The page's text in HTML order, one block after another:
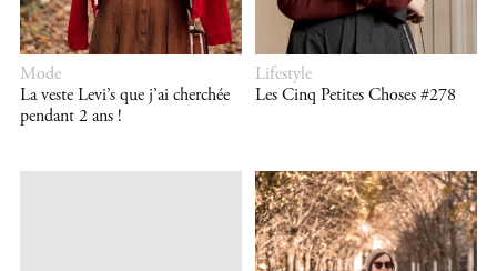
Mode
La veste Levi’s que j’ai cherchée
pendant 2 ans !
Lifestyle
Les Cinq Petites Choses #278